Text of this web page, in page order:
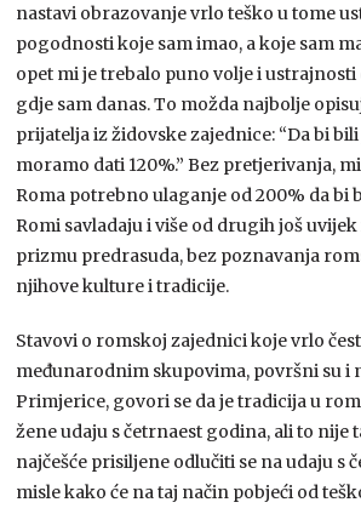
nastavi obrazovanje vrlo teško u tome
pogodnosti koje sam imao, a koje sam
opet mi je trebalo puno volje i ustrajnosti
gdje sam danas. To možda najbolje
prijatelja iz židovske zajednice: “Da bi
moramo dati 120%.” Bez pretjerivanja,
Roma potrebno ulaganje od 200% da bi
Romi savladaju i više od drugih još
prizmu predrasuda, bez poznavanja
njihove kulture i tradicije.
Stavovi o romskoj zajednici koje vrlo
međunarodnim skupovima, površni su i
Primjerice, govori se da je tradicija u
žene udaju s četrnaest godina, ali to nije
najčešće prisiljene odlučiti se na udaju s
misle kako će na taj način pobjeći od